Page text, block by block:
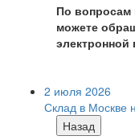
По вопросам
можете
электронной
2 июля 2026
Склад в Москве
Назад